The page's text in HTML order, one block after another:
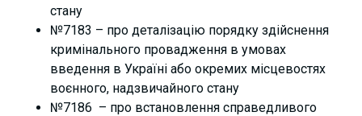
стану
№7183 – про деталізацію порядку здійснення
кримінального провадження в умовах
введення в Україні або окремих місцевостях
воєнного, надзвичайного стану
№7186 – про встановлення справедливого